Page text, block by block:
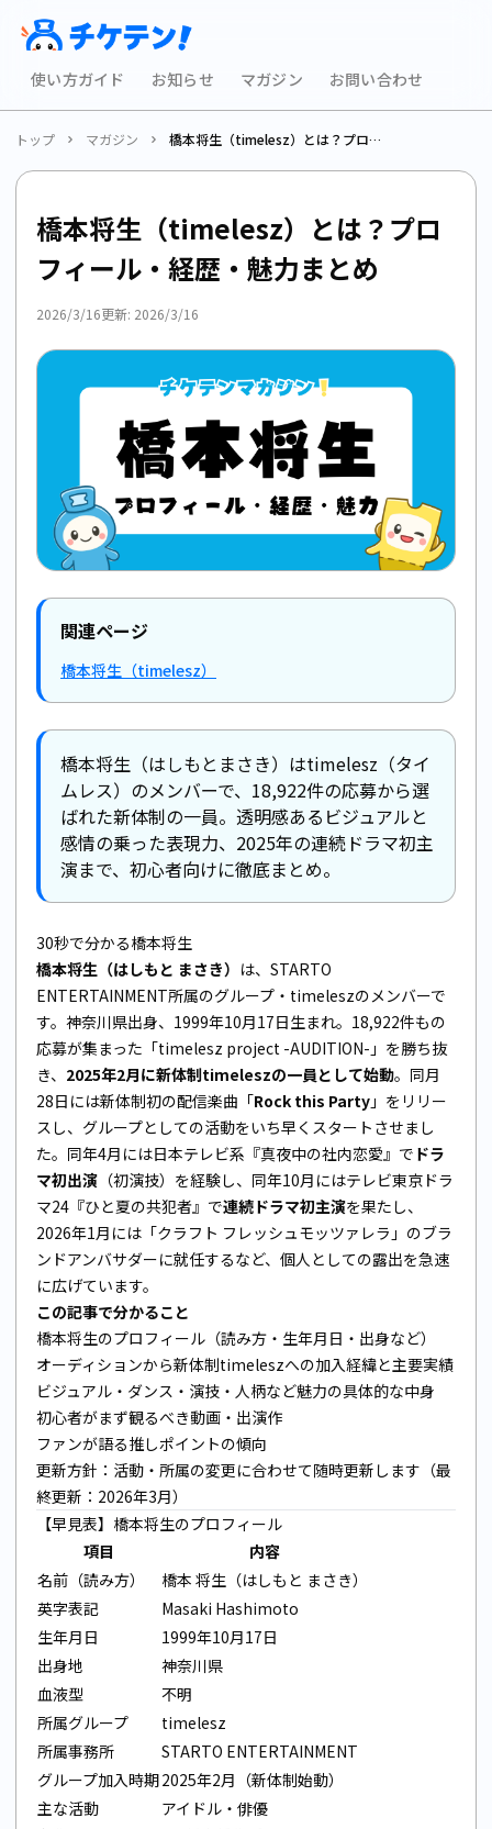
使い方ガイド お知らせ マガジン お問い合わせ
トップ マガジン 橋本将生（timelesz）とは？プロフィール・経歴・魅力まとめ
橋本将生（timelesz）とは？プロ
フィール・経歴・魅力まとめ
2026/3/16更新: 2026/3/16
関連ページ
橋本将生（timelesz）
橋本将生（はしもとまさき）はtimelesz（タイ
ムレス）のメンバーで、18,922件の応募から選
ばれた新体制の一員。透明感あるビジュアルと
感情の乗った表現力、2025年の連続ドラマ初主
演まで、初心者向けに徹底まとめ。
30秒で分かる橋本将生
橋本将生（はしもと まさき） は、STARTO
ENTERTAINMENT所属のグループ・timeleszのメンバーで
す。神奈川県出身、1999年10月17日生まれ。18,922件もの
応募が集まった「timelesz project -AUDITION-」を勝ち抜
き、 2025年2月に新体制timeleszの一員として始動。同月
28日には新体制初の配信楽曲「Rock this Party 」をリリー
スし、グループとしての活動をいち早くスタートさせまし
た。同年4月には日本テレビ系『真夜中の社内恋愛』で ドラ
マ初出演 （初演技）を経験し、同年10月にはテレビ東京ドラ
マ24『ひと夏の共犯者』で連続ドラマ初主演を果たし、
2026年1月には「クラフト フレッシュモッツァレラ」のブラ
ンドアンバサダーに就任するなど、個人としての露出を急速
に広げています。
この記事で分かること
橋本将生のプロフィール（読み方・生年月日・出身など）
オーディションから新体制timeleszへの加入経緯と主要実績
ビジュアル・ダンス・演技・人柄など魅力の具体的な中身
初心者がまず観るべき動画・出演作
ファンが語る推しポイントの傾向
更新方針：活動・所属の変更に合わせて随時更新します（最
終更新：2026年3月）
【早見表】橋本将生のプロフィール
項目
内容
名前（読み方）
橋本 将生（はしもと まさき）
英字表記
Masaki Hashimoto
生年月日
1999年10月17日
出身地
神奈川県
血液型
不明
所属グループ
timelesz
所属事務所
STARTO ENTERTAINMENT
グループ加入時期2025年2月（新体制始動）
主な活動
アイドル・俳優